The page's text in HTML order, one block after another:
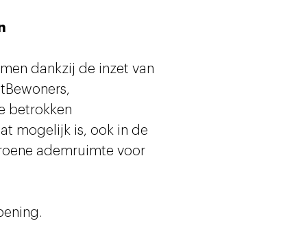
dankzij de inzet van
betrokken
mogelijk is, ook in de
ademruimte voor